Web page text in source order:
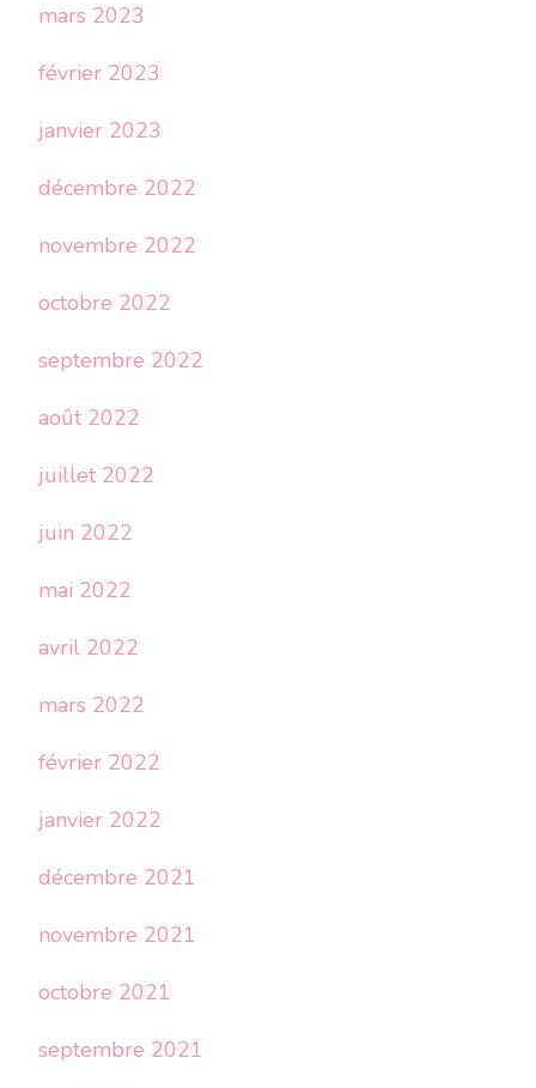
mars 2023
février 2023
janvier 2023
décembre 2022
novembre 2022
octobre 2022
septembre 2022
août 2022
juillet 2022
juin 2022
mai 2022
avril 2022
mars 2022
février 2022
janvier 2022
décembre 2021
novembre 2021
octobre 2021
septembre 2021